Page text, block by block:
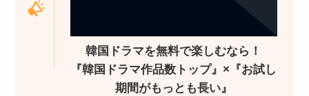
韓国ドラマを無料で楽しむなら！
『韓国ドラマ作品数トップ』×『お試し
期間がもっとも長い』